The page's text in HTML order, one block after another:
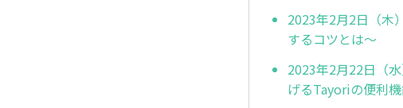
2023年2月2日（木
するコツとは～
2023年2月22日（
げるTayoriの便利